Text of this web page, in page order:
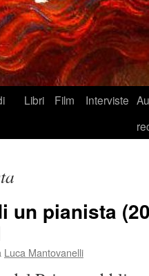
Libri Film Interviste
un pianista
Luca Mantovanelli